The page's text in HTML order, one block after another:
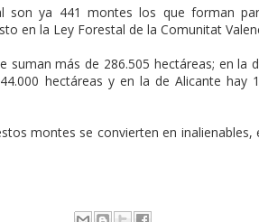
son ya 441 montes los que forman
en la Ley Forestal de la Comunitat
suman más de 286.505 hectáreas; en la
hectáreas y en la de Alicante hay
montes se convierten en inalienables,